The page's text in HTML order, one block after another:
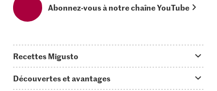
Abonnez-vous à notre chaîne YouTube
Recettes Migusto
Découvertes et avantages